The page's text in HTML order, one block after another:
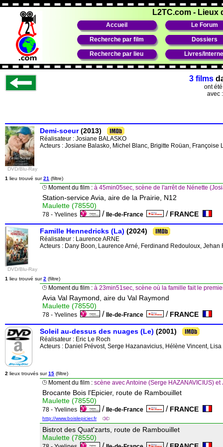
L2TC.com - Lieux
Accueil Le Forum
Recherche par film Dossiers
Recherche par lieu Livres/
3 films
ont
avec
DVD/Blu-Ray
Demi-soeur(2013)
Réalisateur : Josiane BALASKO
Acteurs : Josiane Balasko, Michel Blanc, Brigitte Roüan, Françoise
1 lieu trouvé sur21 (filtre)
Moment du film : à 45min05sec, scène de l'arrêt de Nénette
Station-service Avia, aire de la Prairie, N12
Maulette (78550)
78 - Yvelines / Ile-de-France / FRANCE
DVD/Blu-Ray
Famille Hennedricks (La) (2024)
Réalisateur : Laurence ARNE
Acteurs : Dany Boon, Laurence Arné, Ferdinand Redouloux,
1 lieu trouvé sur2 (filtre)
Moment du film : à 23min51sec, scène où la famille fait le
Avia Val Raymond, aire du Val Raymond
Maulette (78550)
78 - Yvelines / Ile-de-France / FRANCE
Soleil au-dessus des nuages (Le) (2001)
Réalisateur : Eric Le Roch
Acteurs : Daniel Prévost, Serge Hazanavicius, Hélène Vincent,
2 lieux trouvés sur15 (filtre)
Moment du film : scène avec Antoine (Serge HAZANAVICIUS)
Brocante Bois l'Epicier, route de Rambouillet
Maulette (78550)
78 - Yvelines / Ile-de-France / FRANCE
http://www.boislepicier.fr
Bistrot des Quat'zarts, route de Rambouillet
Maulette (78550)